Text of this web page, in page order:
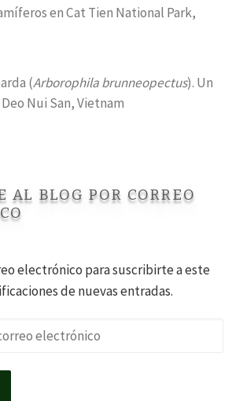
en Cat Tien National Park,
(Arborophila brunneopectus). Un
Nui San, Vietnam
AL BLOG POR CORREO
electrónico para suscribirte a este
de nuevas entradas.
electrónico